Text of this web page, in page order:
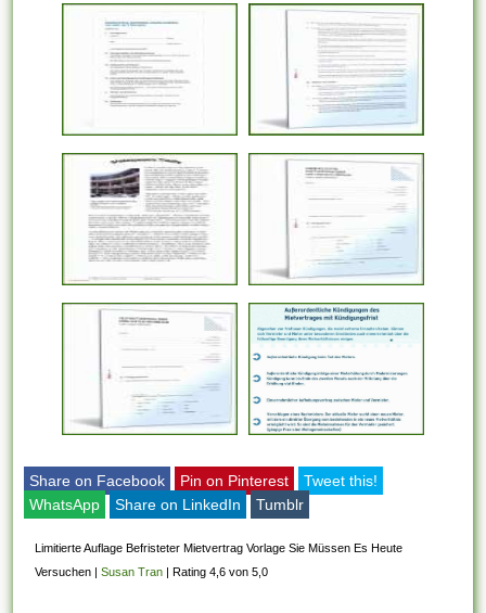
Share on Facebook Pin on Pinterest
Tweet this!
WhatsApp
Share on LinkedIn Tumblr
Limitierte Auflage Befristeter Mietvertrag Vorlage Sie Müssen Es Heute
Versuchen |Susan Tran |Rating 4,6 von 5,0